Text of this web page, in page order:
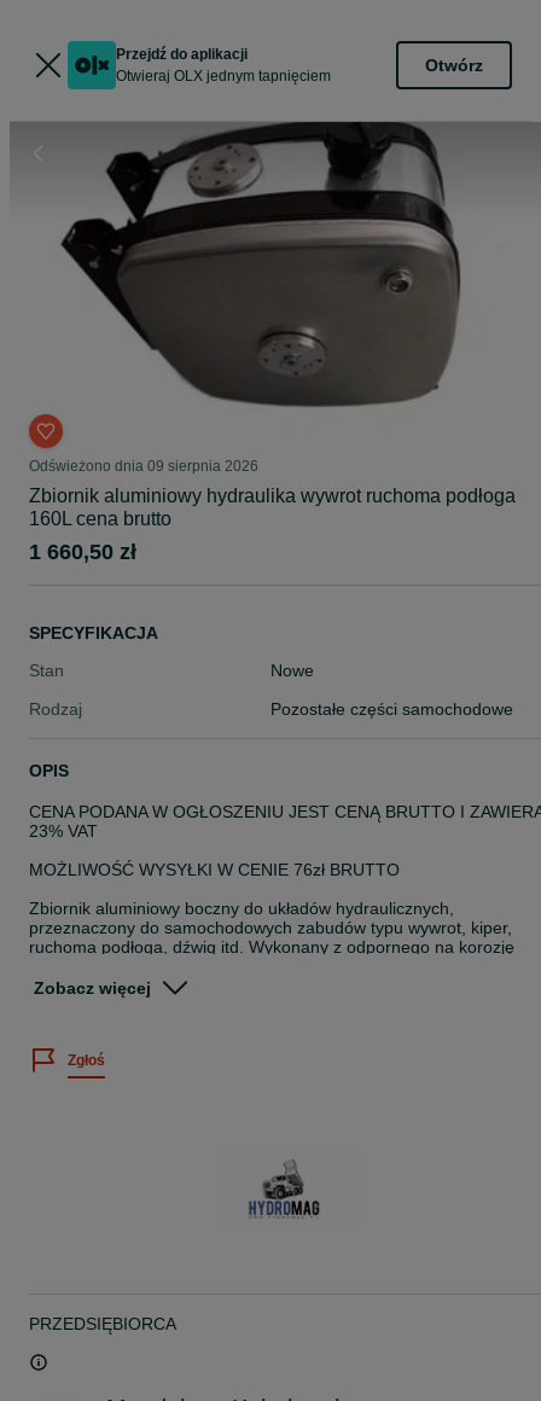
Przejdź do aplikacji
Otwieraj OLX jednym tapnięciem
Otwórz
Odświeżono dnia 09 sierpnia 2026
Zbiornik aluminiowy hydraulika wywrot ruchoma podłoga
160L cena brutto
1 660,50 zł
SPECYFIKACJA
Stan
Nowe
Rodzaj
Pozostałe części samochodowe
OPIS
CENA PODANA W OGŁOSZENIU JEST CENĄ BRUTTO I
23% VAT
MOŻLIWOŚĆ WYSYŁKI W CENIE 76zł BRUTTO
Zbiornik aluminiowy boczny do układów hydraulicznych,
przeznaczony do samochodowych zabudów typu wywrot, kiper,
ruchoma podłoga, dźwig itd. Wykonany z odpornego na korozję
intensywnej eksploatacji.
korek oraz filtr oleju hydraulicznego, co pozwala na bezpieczną i
wygodną obsługę. Konstrukcja umożliwia doprowadzenie powrotu
Na zbiorniku znajdują się dwie uniwersalne flansza pozwalająca na
zamocowanie rozdzielaczy różnych producentów (np. HYVA,
Binotto, Bezares), co ułatwia integrację z istniejącymi układami
hydraulicznymi. Możliwość montażu rozdzielacza bezpośrednio na
Zalety:
- materiał: aluminium — lekki i odporny na korozję,
- pojemność: 160 l brutto,
- kompaktowe wymiary: 63 × 65 × 40 cm,
Zobacz więcej
Zgłoś
PRZEDSIĘBIORCA